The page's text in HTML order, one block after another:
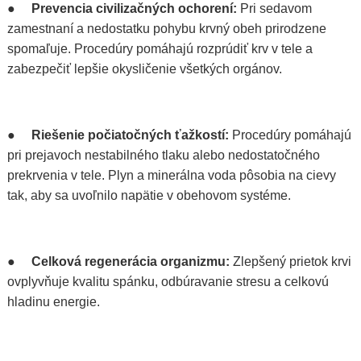
● Prevencia civilizačných ochorení: Pri sedavom
zamestnaní a nedostatku pohybu krvný obeh prirodzene
spomaľuje. Procedúry pomáhajú rozprúdiť krv v tele a
zabezpečiť lepšie okysličenie všetkých orgánov.
● Riešenie počiatočných ťažkostí: Procedúry pomáhajú
pri prejavoch nestabilného tlaku alebo nedostatočného
prekrvenia v tele. Plyn a minerálna voda pôsobia na cievy
tak, aby sa uvoľnilo napätie v obehovom systéme.
● Celková regenerácia organizmu: Zlepšený prietok krvi
ovplyvňuje kvalitu spánku, odbúravanie stresu a celkovú
hladinu energie.